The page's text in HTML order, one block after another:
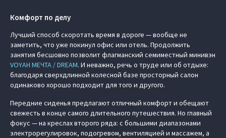
Комфорт по делу
Лучший способ скоротать время в дороге — вообще не
заметить, что уже покинул офис или отель. Продолжить
занятия бесшовно позволит флагманский семиместный минивэн
VOYAH МЕЧТА / DREAM. И неважно, речь о труде или об отдыхе:
благодаря сверхдлинной колесной базе просторный салон
одинаково хорошо подходит для того и другого.
Передние сиденья предлагают отличный комфорт и обещают
свежесть в конце самого длительного путешествия. Но главный
фокус — на креслах второго ряда: с большими диапазонами
электрорегулировок, подогревом, вентиляцией и массажем, а